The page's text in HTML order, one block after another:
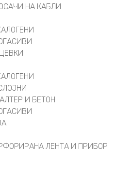
НА КАБЛИ
И БЕТОН
ЛЕНТА И ПРИБОР